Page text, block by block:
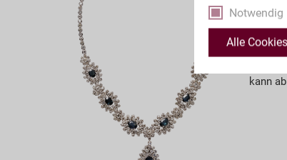
Zentral
kann
Notwendig
Alle